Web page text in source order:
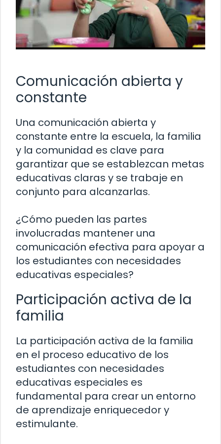
Comunicación abierta y
constante
Una comunicación abierta y
constante entre la escuela, la familia
y la comunidad es clave para
garantizar que se establezcan metas
educativas claras y se trabaje en
conjunto para alcanzarlas.
¿Cómo pueden las partes
involucradas mantener una
comunicación efectiva para apoyar a
los estudiantes con necesidades
educativas especiales?
Participación activa de la
familia
La participación activa de la familia
en el proceso educativo de los
estudiantes con necesidades
educativas especiales es
fundamental para crear un entorno
de aprendizaje enriquecedor y
estimulante.